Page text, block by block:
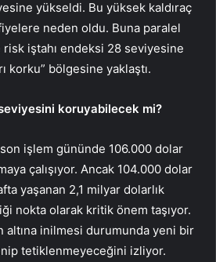
yükseldi. Bu yüksek kaldıraç
neden oldu. Buna paralel
iştahı endeksi 28 seviyesine
korku” bölgesine yaklaştı.
koruyabilecek mi?
işlem gününde 106.000 dolar
çalışıyor. Ancak 104.000 dolar
yaşanan 2,1 milyar dolarlık
nokta olarak kritik önem taşıyor.
altına inilmesi durumunda yeni bir
tetiklenmeyeceğini izliyor.